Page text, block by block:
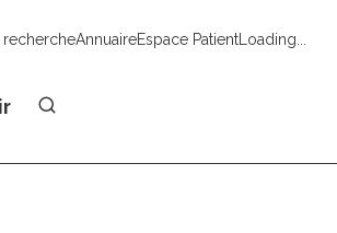
AnnuaireEspace PatientLoading...